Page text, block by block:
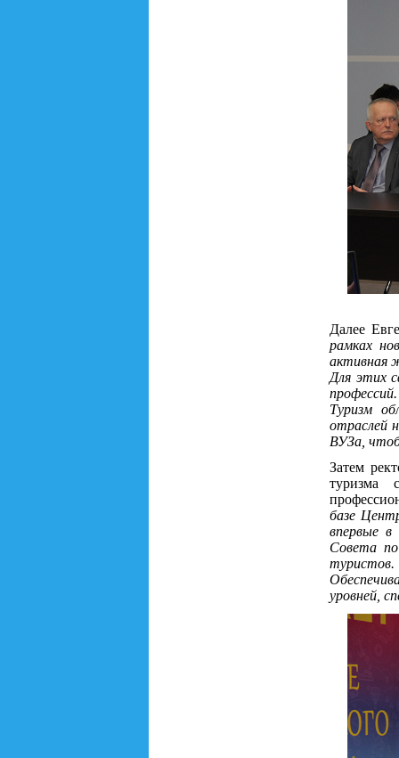
Далее
рамках
активная
Для этих
профессий.
Туризм
отраслей
ВУЗа,
Затем
туризма
базе
впервые в
Совета
туристов.
уровней,